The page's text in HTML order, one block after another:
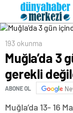
193 okunma
Muğla’da 3
gerekli
ABONE OL
Muğla’da 13- 16